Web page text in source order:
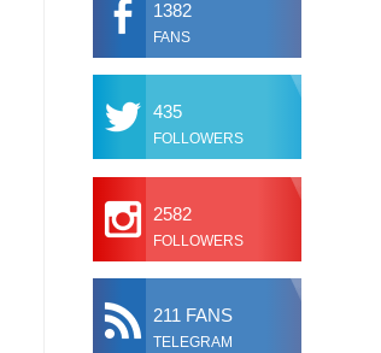
1382
FANS
435
FOLLOWERS
2582
FOLLOWERS
211 FANS
TELEGRAM